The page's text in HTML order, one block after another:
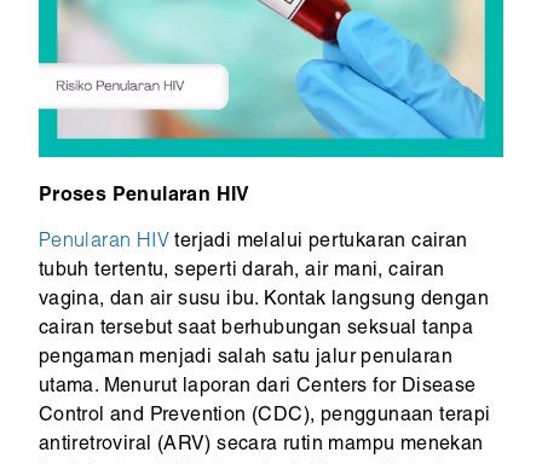
Proses Penularan HIV
Penularan HIV terjadi melalui pertukaran cairan
tubuh tertentu, seperti darah, air mani, cairan
vagina, dan air susu ibu. Kontak langsung dengan
cairan tersebut saat berhubungan seksual tanpa
pengaman menjadi salah satu jalur penularan
utama. Menurut laporan dari Centers for Disease
Control and Prevention (CDC), penggunaan terapi
antiretroviral (ARV) secara rutin mampu menekan